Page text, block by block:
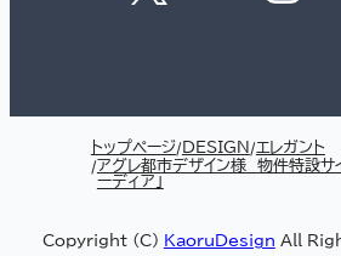
トップページ DESIGN エレガント
アグレ都市デザイン様 物件特設サ
ーディア」
Copyright (C) KaoruDesign All